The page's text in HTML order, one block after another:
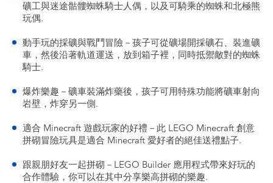
礦工與迷途骷髏蜘蛛騎士人偶，以及可騎乘的蜘蛛和北極熊
玩偶.
動手玩的採礦與戰鬥冒險－孩子可從礦場開採礦石、裝進礦
車，然後沿著軌道運送，放到箱子裡，同時抵禦敵對的蜘蛛
騎士.
爆炸樂趣－礦車裝滿炸藥後，孩子可用特殊功能將礦車射向
岩壁，炸穿另一側.
適合 Minecraft 遊戲玩家的好禮－此 LEGO Minecraft 創意
拼砌冒險玩具是適合 Minecraft 愛好者的絕佳送禮點子.
跟親朋好友一起拼砌－LEGO Builder 應用程式帶來好玩的
合作體驗，你可以在其中分享樂高拼砌的樂趣.